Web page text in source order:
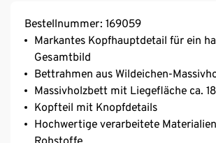
Bestellnummer: 169059
Markantes Kopfhauptdetail für ein
Gesamtbild
Bettrahmen aus Wildeichen-
Massivholzbett mit Liegefläche ca.
Kopfteil mit Knopfdetails
Hochwertige verarbeitete